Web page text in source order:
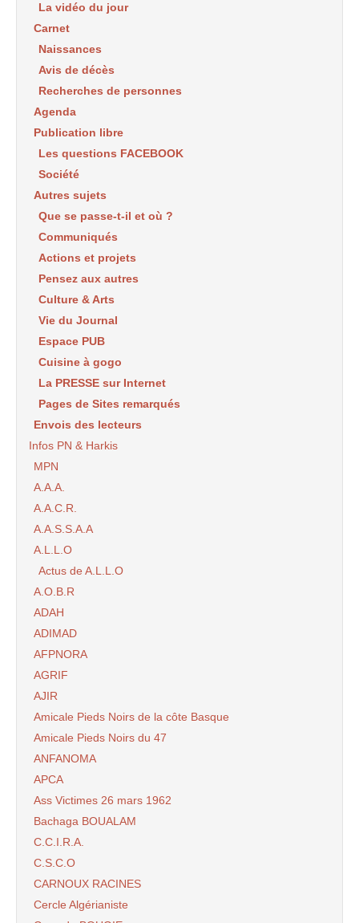
La vidéo du jour
Carnet
Naissances
Avis de décès
Recherches de personnes
Agenda
Publication libre
Les questions FACEBOOK
Société
Autres sujets
Que se passe-t-il et où ?
Communiqués
Actions et projets
Pensez aux autres
Culture & Arts
Vie du Journal
Espace PUB
Cuisine à gogo
La PRESSE sur Internet
Pages de Sites remarqués
Envois des lecteurs
Infos PN & Harkis
MPN
A.A.A.
A.A.C.R.
A.A.S.S.A.A
A.L.L.O
Actus de A.L.L.O
A.O.B.R
ADAH
ADIMAD
AFPNORA
AGRIF
AJIR
Amicale Pieds Noirs de la côte Basque
Amicale Pieds Noirs du 47
ANFANOMA
APCA
Ass Victimes 26 mars 1962
Bachaga BOUALAM
C.C.I.R.A.
C.S.C.O
CARNOUX RACINES
Cercle Algérianiste